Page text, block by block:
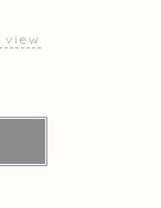
view